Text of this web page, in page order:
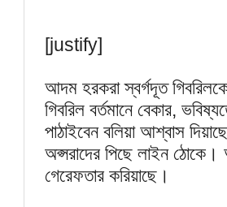
[justify]
আদম হরকরা স্বর্গদূত
গিবরিল বর্তমানে বেকার,
পাঠাইবেন বলিয়া আশ্বাস
অপ্সরাদের পিছে লাইন
গেরেফতার করিয়াছে।